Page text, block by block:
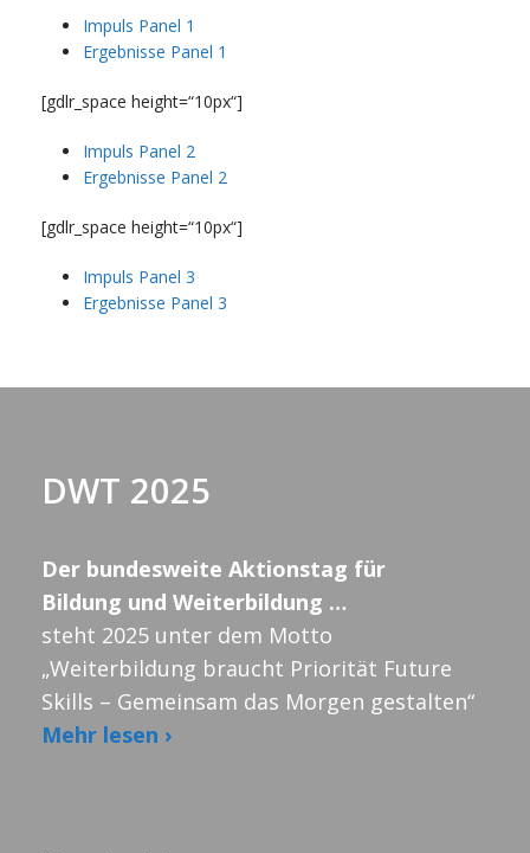
Impuls Panel 1
Ergebnisse Panel 1
[gdlr_space height=“10px“]
Impuls Panel 2
Ergebnisse Panel 2
[gdlr_space height=“10px“]
Impuls Panel 3
Ergebnisse Panel 3
DWT 2025
Der bundesweite Aktionstag für
Bildung und Weiterbildung …
steht 2025 unter dem Motto
„Weiterbildung braucht Priorität Future
Skills – Gemeinsam das Morgen gestalten“
Mehr lesen ›